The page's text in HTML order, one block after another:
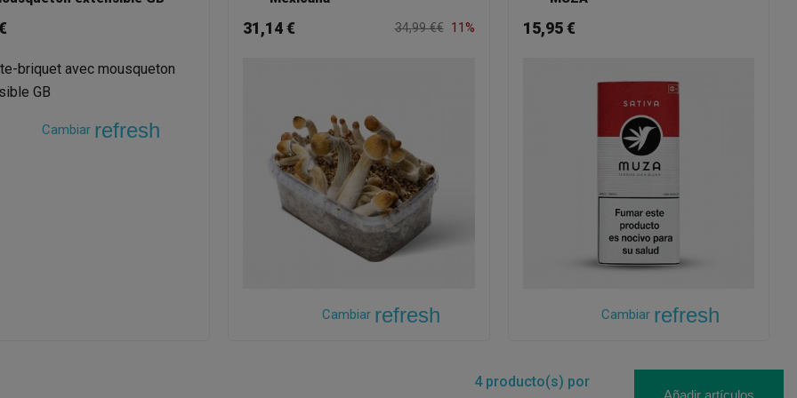
Cambiar refresh
31,14 € 34,99 €€ 11%
Cambiar refresh
15,95 €
Cambiar refresh
4producto(s) por
Añadir artículos